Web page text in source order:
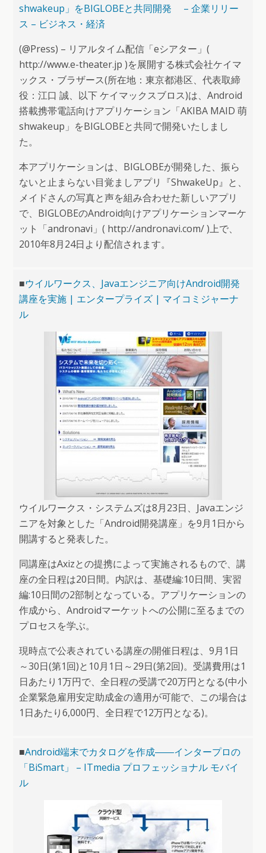
shwakeup」をBIGLOBEと共同開発 – 企業リリー
ス – ビジネス・経済
(@Press) – リアルタイム配信「eシアター」(
http://www.e-theater.jp )を展開する株式会社ケイマ
ックス・ブラザース(所在地：東京都港区、代表取締
役：江口 誠、以下 ケイマックスブロス)は、Android
搭載携帯電話向けアプリケーション「AKIBA MAID 萌
shwakeup」をBIGLOBEと共同で開発いたしまし
た。
本アプリケーションは、BIGLOBEが開発した、振ら
ないと止まらない目覚ましアプリ『ShwakeUp』と、
メイドさんの写真と声を組み合わせた新しいアプリ
で、BIGLOBEのAndroid向けアプリケーションマーケ
ット「andronavi」( http://andronavi.com/ )上で、
2010年8月24日より配信されます。
■ウイルワークス、Javaエンジニア向けAndroid開発
講座を実施 | エンタープライズ | マイコミジャーナ
ル
ウイルワークス・システムズは8月23日、Javaエンジ
ニアを対象とした「Android開発講座」を9月1日から
開講すると発表した。
同講座はAxizとの提携によって実施されるもので、講
座の全日程は20日間。内訳は、基礎編:10日間、実習
編:10日間の2部制となっている。アプリケーションの
作成から、Androidマーケットへの公開に至るまでの
プロセスを学ぶ。
現時点で公表されている講座の開催日程は、9月1日
～30日(第1回)と10月1日～29日(第2回)。受講費用は1
日あたり1万円で、全日程の受講で20万円となる(中小
企業緊急雇用安定助成金の適用が可能で、この場合は
1日あたり6,000円、全日程で12万円となる)。
■Android端末でカタログを作成――インタープロの
「BiSmart」 – ITmedia プロフェッショナル モバイ
ル